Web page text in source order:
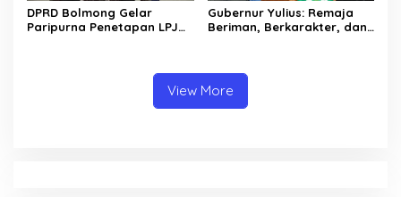
DPRD Bolmong Gelar
Paripurna Penetapan LPJ
Gubernur Yulius: Remaja
Beriman, Berkarakter, dan
View More